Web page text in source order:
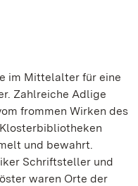
im Mittelalter für eine
Zahlreiche Adlige
frommen Wirken des
und bewahrt.
Schriftsteller und
waren Orte der